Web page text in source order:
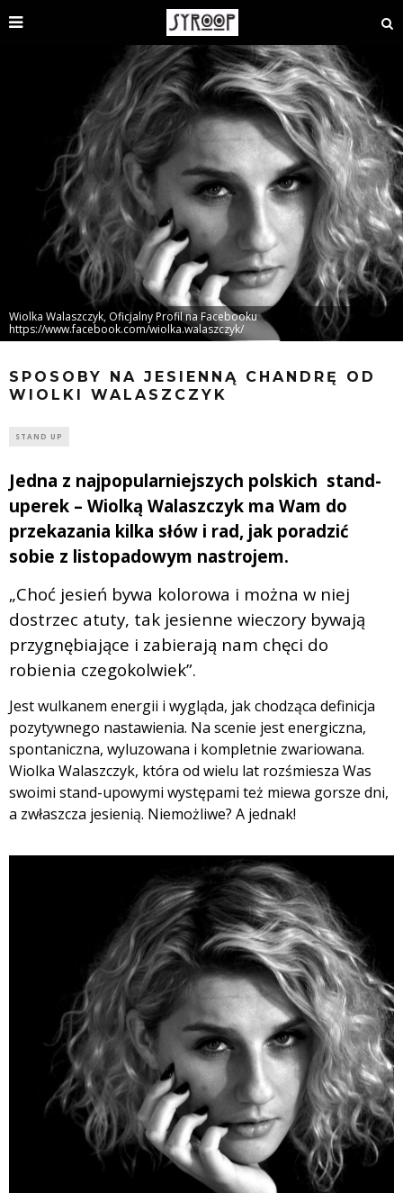
Wiolka Walaszczyk, Oficjalny Profil na Facebooku
https://www.facebook.com/wiolka.walaszczyk/
SPOSOBY NA JESIENNĄ CHANDRĘ OD
WIOLKI WALASZCZYK
STAND UP
Jedna z najpopularniejszych polskich stand-
uperek – Wiolką Walaszczyk ma Wam do
przekazania kilka słów i rad, jak poradzić
sobie z listopadowym nastrojem.
„Choć jesień bywa kolorowa i można w niej
dostrzec atuty, tak jesienne wieczory bywają
przygnębiające i zabierają nam chęci do
robienia czegokolwiek”.
Jest wulkanem energii i wygląda, jak chodząca definicja
pozytywnego nastawienia. Na scenie jest energiczna,
spontaniczna, wyluzowana i kompletnie zwariowana.
Wiolka Walaszczyk, która od wielu lat rozśmiesza Was
swoimi stand-upowymi występami też miewa gorsze dni,
a zwłaszcza jesienią. Niemożliwe? A jednak!